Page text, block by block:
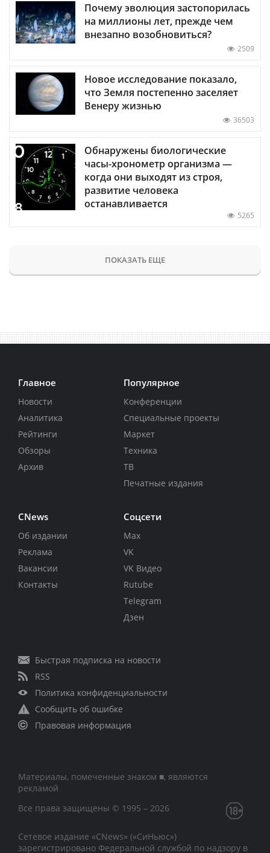
Почему эволюция застопорилась
на миллионы лет, прежде чем
внезапно возобновиться?
2509
Новое исследование показало,
что Земля постепенно заселяет
Венеру жизнью
36503
Обнаружены биологические
часы-хронометр организма —
когда они выходят из строя,
развитие человека
останавливается
5265
ПОКАЗАТЬ ЕЩЕ
Главное
Новости
Аналитика
Рейтинги
Обзоры
Архив
Популярное
Конференции
Специальные проекты
Маркет
Техника
ТВ
Печатные издания
CNews
Об издании
Реклама
Вакансии
Контакты
Соцсети
Max
VK
VK Видео
Rutube
Telegram
Дзен
Быстрая подписка на новости
RSS
Политика конфиденциальности
Сообщить об ошибке
Правовая информация
Материалы, помеченные знаком ■, являются
рекламой
Все права защищены © 1995 – 2026
Сетевое издание «CNews» («СиНьюс»)
зарегистрировано Федеральной службой по надзору в